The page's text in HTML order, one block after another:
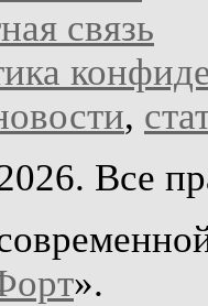
связь
,
Все
».